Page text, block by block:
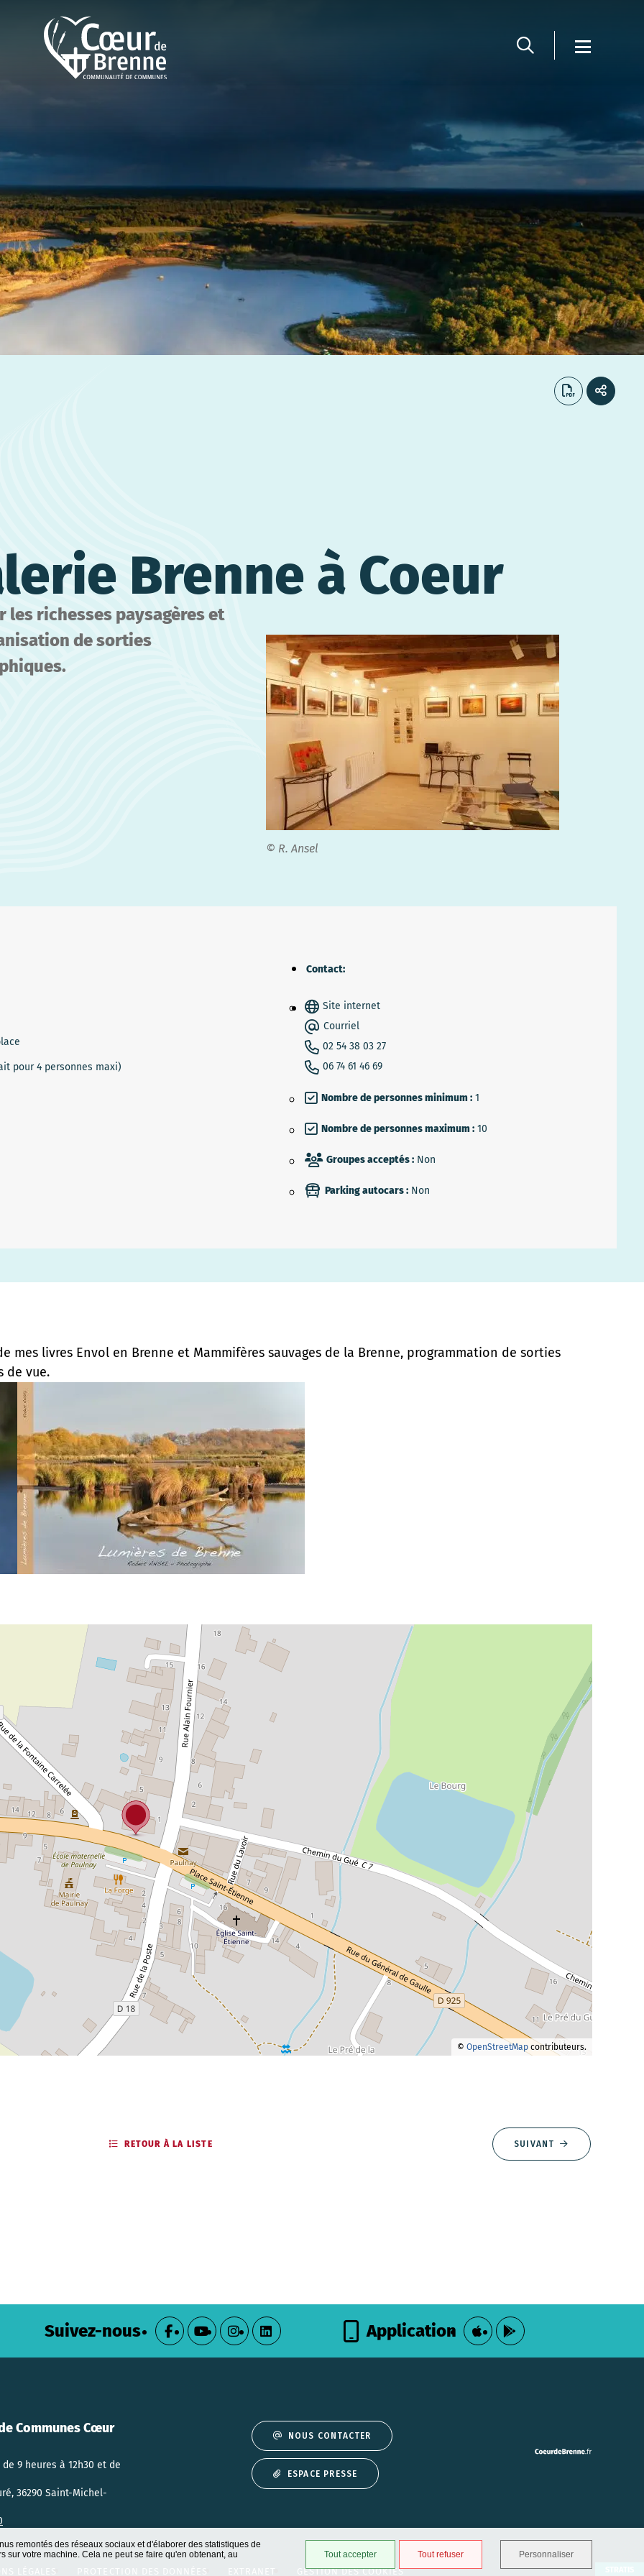
remontés des réseaux sociaux et d'élaborer des statistiques de
sur votre machine. Cela ne peut se faire qu'en obtenant, au
Tout accepter Tout refuser Personnaliser
Brenne à Coeur
les richesses paysagères et
de sorties
© R. Ansel
pour 4 personnes maxi)
Contact:
Site internet
Courriel
02 54 38 03 27
06 74 61 46 69
Nombre de personnes minimum :1
Nombre de personnes maximum :10
Groupes acceptés :Non
Parking autocars :Non
mes livres Envol en Brenne et Mammifères sauvages de la Brenne, programmation de sorties
de vue.
© OpenStreetMap contributeurs.
RETOUR À LA LISTE SUIVANT
Suivez-nous Application
Communes Cœur
9 heures à 12h30 et de
36290 Saint-Michel-
NOUS CONTACTER
ESPACE PRESSE
LÉGALES PROTECTION DES DONNÉES EXTRANET GESTION DES COOKIES